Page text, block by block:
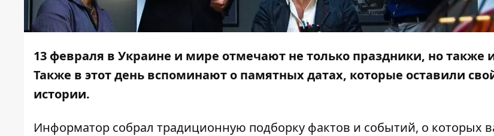
13 февраля в Украине и мире отмечают не только праздники, но также
Также в этот день вспоминают о памятных датах, которые оставили
истории.
Информатор собрал традиционную подборку фактов и событий, о которых